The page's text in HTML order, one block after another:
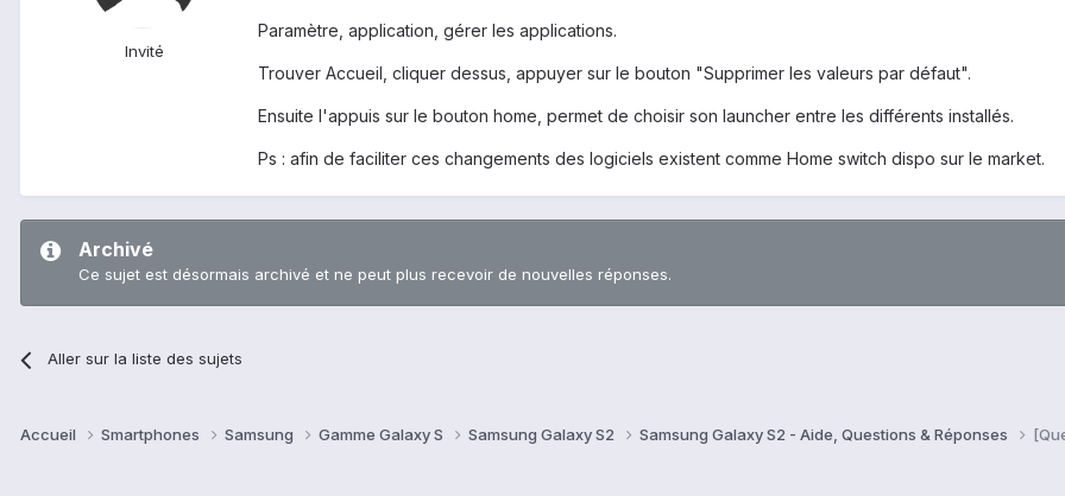
Invité
Paramètre, application, gérer les applications.
Trouver Accueil, cliquer dessus, appuyer sur le bouton "Supprimer les valeurs par défaut".
Ensuite l'appuis sur le bouton home, permet de choisir son launcher entre les différents installés.
Ps : afin de faciliter ces changements des logiciels existent comme Home switch dispo sur le market.
Archivé
Ce sujet est désormais archivé et ne peut plus recevoir de nouvelles réponses.
Aller sur la liste des sujets
Accueil Smartphones Samsung Gamme Galaxy S Samsung Galaxy S2 Samsung Galaxy S2 - Aide, Questions & Réponses